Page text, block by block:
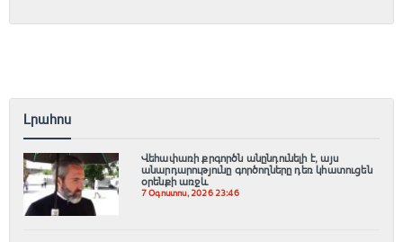
Լրահոս
Վեհափառի քրգործն անընդունելի է, այս
անարդարությունը գործողները դեռ կհատուցեն
օրենքի առջև
7 Օգոստոս, 2026 23:46